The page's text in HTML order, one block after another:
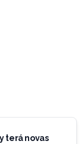
terá novas